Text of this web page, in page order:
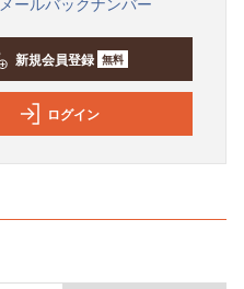
新規会員登録 無料
ログイン